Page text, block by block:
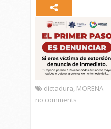
dictadura, MORENA
no comments